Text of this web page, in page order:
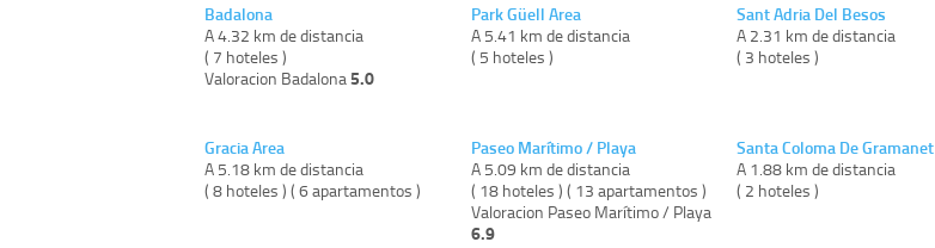
Badalona
A 4.32 km de distancia
( 7 hoteles )
Valoracion Badalona 5.0
Gracia Area
A 5.18 km de distancia
( 8 hoteles ) ( 6 apartamentos )
Park Güell Area
A 5.41 km de distancia
( 5 hoteles )
Paseo Marítimo / Playa
A 5.09 km de distancia
( 18 hoteles ) ( 13 apartamentos )
Valoracion Paseo Marítimo / Playa
6.9
Sant Adria Del Besos
A 2.31 km de distancia
( 3 hoteles )
Santa Coloma De Gramanet
A 1.88 km de distancia
( 2 hoteles )